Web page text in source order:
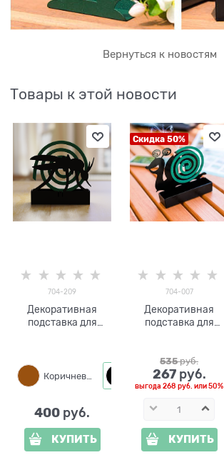
Вернуться к новостям
Товары к этой новости
704-209
Декоративная
подставка для
Черный
400 руб.
КУПИТЬ
Скидка 50%
704-007
Декоративная
подставка для
704-007
535 руб.
267 руб.
выгода 268 руб. или50%
КУПИТЬ